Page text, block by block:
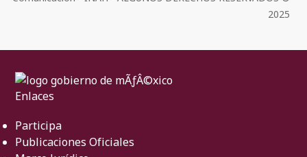
2025
Enlaces
Participa
Publicaciones Oficiales